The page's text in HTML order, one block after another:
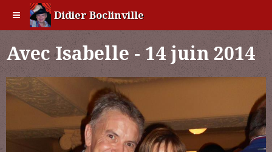
Didier Boclinville
Avec Isabelle - 14 juin 2014